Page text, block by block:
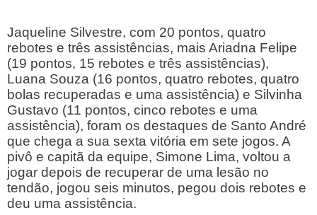
Jaqueline Silvestre, com 20 pontos, quatro
rebotes e três assistências, mais Ariadna Felipe
(19 pontos, 15 rebotes e três assistências),
Luana Souza (16 pontos, quatro rebotes, quatro
bolas recuperadas e uma assistência) e Silvinha
Gustavo (11 pontos, cinco rebotes e uma
assistência), foram os destaques de Santo André
que chega a sua sexta vitória em sete jogos. A
pivô e capitã da equipe, Simone Lima, voltou a
jogar depois de recuperar de uma lesão no
tendão, jogou seis minutos, pegou dois rebotes e
deu uma assistência.